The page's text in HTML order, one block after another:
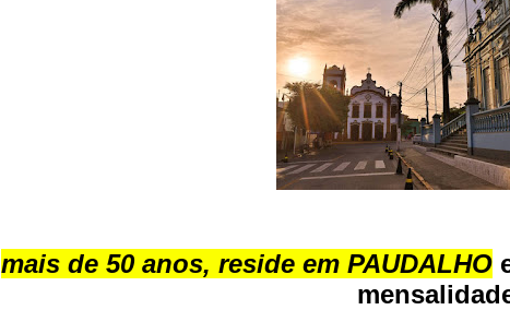
mais de 50 anos, reside em PAUDALHO